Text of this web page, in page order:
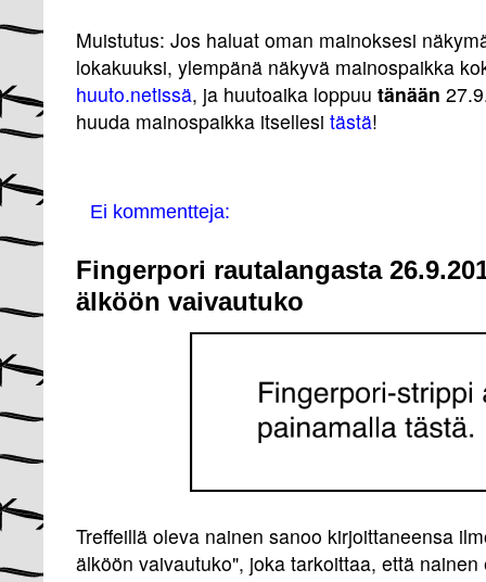
Muistutus: Jos haluat oman mainoksesi
lokakuuksi, ylempänä näkyvä mainospaikka
huuto.netissä, ja huutoaika loppuu tänään
huuda mainospaikka itsellesi tästä!
Ei kommentteja:
Fingerpori rautalangasta
älköön vaivautuko
Treffeillä oleva nainen sanoo kirjoittaneensa
älköön vaivautuko", joka tarkoittaa, että